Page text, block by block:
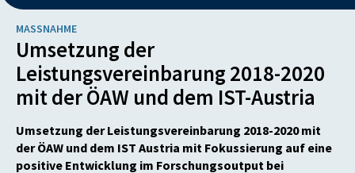
MASSNAHME
Umsetzung der
Leistungsvereinbarung 2018-2020
mit der ÖAW und dem IST-Austria
Umsetzung der Leistungsvereinbarung 2018-2020 mit
der ÖAW und dem IST Austria mit Fokussierung auf eine
positive Entwicklung im Forschungsoutput bei